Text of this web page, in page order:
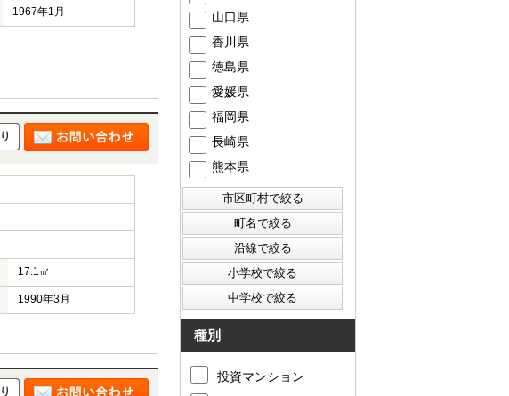
1967年1月
17.1㎡
1990年3月
山口県
香川県
徳島県
愛媛県
福岡県
長崎県
熊本県
種別
投資マンション